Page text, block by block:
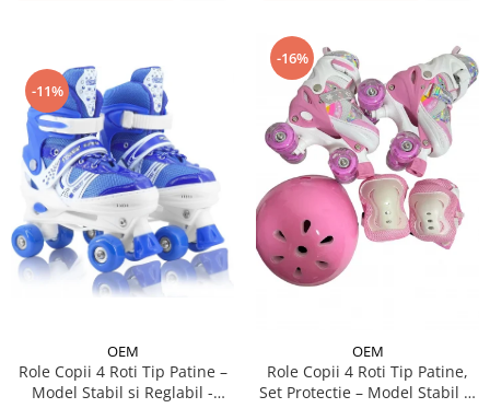
-11%
OEM
Role Copii 4 Roti Tip Patine –
Model Stabil si Reglabil -
-16%
OEM
Role Copii 4 Roti Tip Patine,
Set Protectie – Model Stabil si